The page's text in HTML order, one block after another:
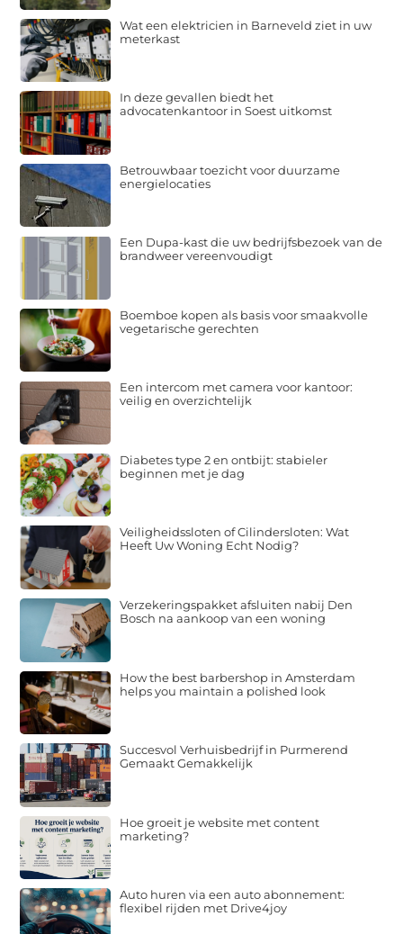
Wat een elektricien in Barneveld ziet in uw
meterkast
In deze gevallen biedt het
advocatenkantoor in Soest uitkomst
Betrouwbaar toezicht voor duurzame
energielocaties
Een Dupa-kast die uw bedrijfsbezoek van de
brandweer vereenvoudigt
Boemboe kopen als basis voor smaakvolle
vegetarische gerechten
Een intercom met camera voor kantoor:
veilig en overzichtelijk
Diabetes type 2 en ontbijt: stabieler
beginnen met je dag
Veiligheidssloten of Cilindersloten: Wat
Heeft Uw Woning Echt Nodig?
Verzekeringspakket afsluiten nabij Den
Bosch na aankoop van een woning
How the best barbershop in Amsterdam
helps you maintain a polished look
Succesvol Verhuisbedrijf in Purmerend
Gemaakt Gemakkelijk
Hoe groeit je website met content
marketing?
Auto huren via een auto abonnement:
flexibel rijden met Drive4joy